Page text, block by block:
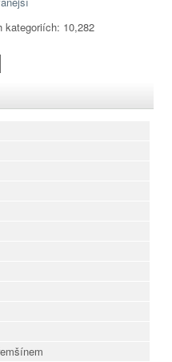
kategoriích: 10,282